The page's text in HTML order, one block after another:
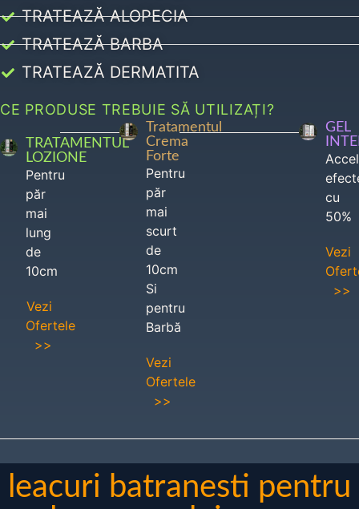
TRATEAZĂ ALOPECIA
TRATEAZĂ BARBA
TRATEAZĂ DERMATITA
CE PRODUSE TREBUIE SĂ UTILIZAȚI?
TRATAMENTUL
LOZIONE
Pentru
păr
mai
lung
de
10cm
Vezi
Ofertele
>>
Tratamentul
Crema
Forte
Pentru
păr
mai
scurt
de
10cm
Si
pentru
Barbă
Vezi
Ofertele
>>
GEL
cu
50%
Vezi
>>
leacuri batranesti pentru